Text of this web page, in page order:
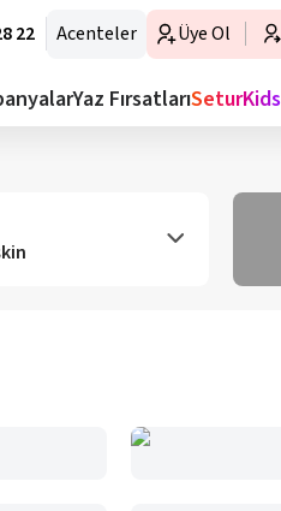
22 Acenteler Üye Ol
Yaz FırsatlarıSeturKids